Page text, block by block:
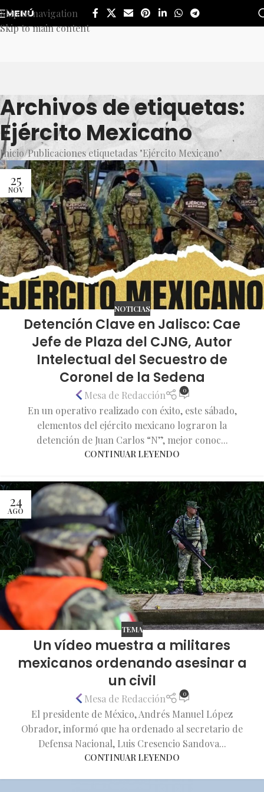
Skip to navigation
Skip to main content
MENÚ
Archivos de etiquetas:
Ejército Mexicano
Inicio Publicaciones etiquetadas "Ejército Mexicano"
25
NOV
NOTICIAS
Detención Clave en Jalisco: Cae
Jefe de Plaza del CJNG, Autor
Intelectual del Secuestro de
Coronel de la Sedena
Mesa de Redacción 0
En un operativo realizado con éxito, este sábado,
elementos del ejército mexicano lograron la
detención de Juan Carlos “N”, mejor conoc...
CONTINUAR LEYENDO
24
AGO
TEMA
Un vídeo muestra a militares
mexicanos ordenando asesinar a
un civil
Mesa de Redacción 0
El presidente de México, Andrés Manuel López
Obrador, informó que ha ordenado al secretario de
Defensa Nacional, Luis Cresencio Sandova...
CONTINUAR LEYENDO